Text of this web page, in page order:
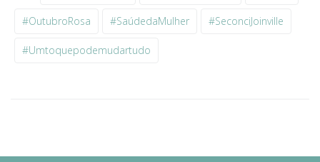
#OutubroRosa #SaúdedaMulher #SeconciJoinville
#Umtoquepodemudartudo